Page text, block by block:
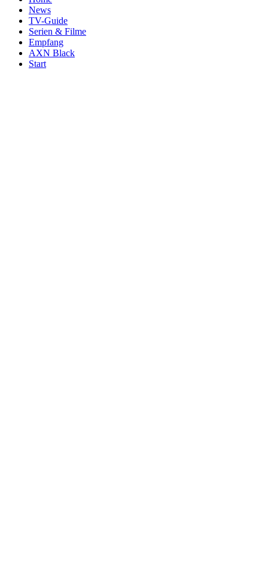
News
TV-Guide
Serien & Filme
Empfang
AXN Black
Start